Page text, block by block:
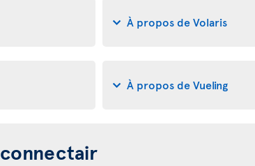
À propos de Volaris
À propos de Vueling
connectair